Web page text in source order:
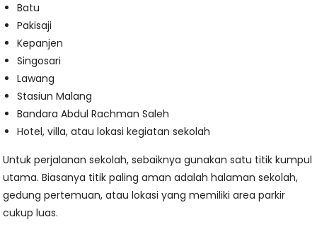
Batu
Pakisaji
Kepanjen
Singosari
Lawang
Stasiun Malang
Bandara Abdul Rachman Saleh
Hotel, villa, atau lokasi kegiatan sekolah
Untuk perjalanan sekolah, sebaiknya gunakan satu titik kumpul
utama. Biasanya titik paling aman adalah halaman sekolah,
gedung pertemuan, atau lokasi yang memiliki area parkir
cukup luas.